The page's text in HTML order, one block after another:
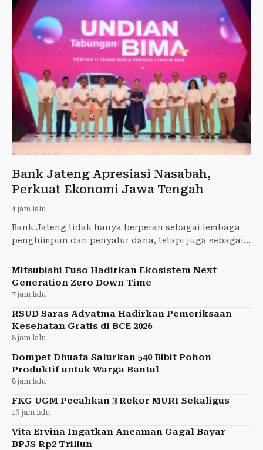
Bank Jateng Apresiasi Nasabah,
Perkuat Ekonomi Jawa Tengah
4 jam lalu
Bank Jateng tidak hanya berperan sebagai lembaga
penghimpun dan penyalur dana, tetapi juga sebagai
Mitsubishi Fuso Hadirkan Ekosistem Next
Generation Zero Down Time
7 jam lalu
RSUD Saras Adyatma Hadirkan Pemeriksaan
Kesehatan Gratis di BCE 2026
8 jam lalu
Dompet Dhuafa Salurkan 540 Bibit Pohon
Produktif untuk Warga Bantul
8 jam lalu
FKG UGM Pecahkan 3 Rekor MURI Sekaligus
13 jam lalu
Vita Ervina Ingatkan Ancaman Gagal Bayar
BPJS Rp2 Triliun